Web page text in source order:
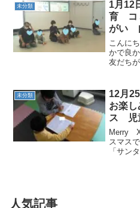
洗いに
未分類
1月
育 コ
がい
放課
つく
こんに
かで良
友だち
のテー
でスノ
未分類
12月
お楽
ス 児
ばみ
Merry
スマス
「サン
人気記事